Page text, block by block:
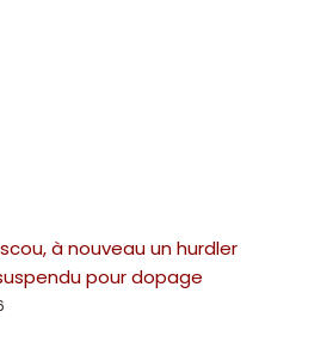
à nouveau un hurdler
pour dopage